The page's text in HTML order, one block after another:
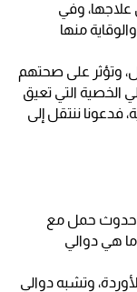
علاجها، وفي
منها
20% من الرجال، وتؤثر على صحتهم
الخصية التي تعيق
فدعونا ننتقل إلى
حدوث حمل مع
ما هي دوالي
وتشبه دوالي